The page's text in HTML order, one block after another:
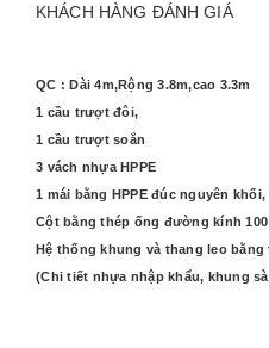
KHÁCH HÀNG ĐÁNH GIÁ
QC : Dài 4m,Rộng 3.8m,cao 3.3m
1 cầu trượt đôi,
1 cầu trượt soắn
3 vách nhựa HPPE
1 mái bằng HPPE đúc nguyên
Cột bằng thép ống đường kính 100
Hệ thống khung và thang leo
(Chi tiết nhựa nhập khẩu, khung